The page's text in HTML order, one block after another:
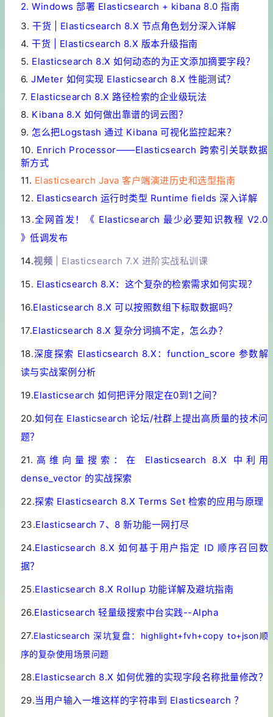
2. Windows 部署 Elasticsearch + kibana 8.0 指南
3.干货 | Elasticsearch 8.X 节点角色划分深入详解
4.干货 | Elasticsearch 8.X 版本升级指南
5. Elasticsearch 8.X 如何动态的为正文添加摘要字段？
6.JMeter 如何实现 Elasticsearch 8.X 性能测试？
7. Elasticsearch 8.X 路径检索的企业级玩法
8. Kibana 8.X 如何做出靠谱的词云图？
9. 怎么把Logstash 通过 Kibana 可视化监控起来？
10. Enrich Processor——Elasticsearch 跨索引关联数据
新方式
11. Elasticsearch Java 客户端演进历史和选型指南
12. Elasticsearch 运行时类型 Runtime fields 深入详解
13.全网首发！《 Elasticsearch 最少必要知识教程 V2.0
》低调发布
14.视频 | Elasticsearch 7.X 进阶实战私训课
15. Elasticsearch 8.X：这个复杂的检索需求如何实现？
16.Elasticsearch 8.X 可以按照数组下标取数据吗？
17.Elasticsearch 8.X 复杂分词搞不定，怎么办？
18.深度探索 Elasticsearch 8.X：function_score 参数解
读与实战案例分析
19.Elasticsearch 如何把评分限定在0到1之间？
20.如何在 Elasticsearch 论坛/社群上提出高质量的技术问
题？
21. 高维向量搜索：在 Elasticsearch 8.X 中利用
dense_vector 的实战探索
22.探索 Elasticsearch 8.X Terms Set 检索的应用与原理
23.Elasticsearch 7、8 新功能一网打尽
24.Elasticsearch 8.X 如何基于用户指定 ID 顺序召回数
据？
25.Elasticsearch 8.X Rollup 功能详解及避坑指南
26.Elasticsearch 轻量级搜索中台实践--Alpha
27.Elasticsearch 深坑复盘：highlight+fvh+copy to+json顺
序的复杂使用场景问题
28.Elasticsearch 8.X 如何优雅的实现字段名称批量修改？
29.当用户输入一堆这样的字符串到 Elasticsearch ？